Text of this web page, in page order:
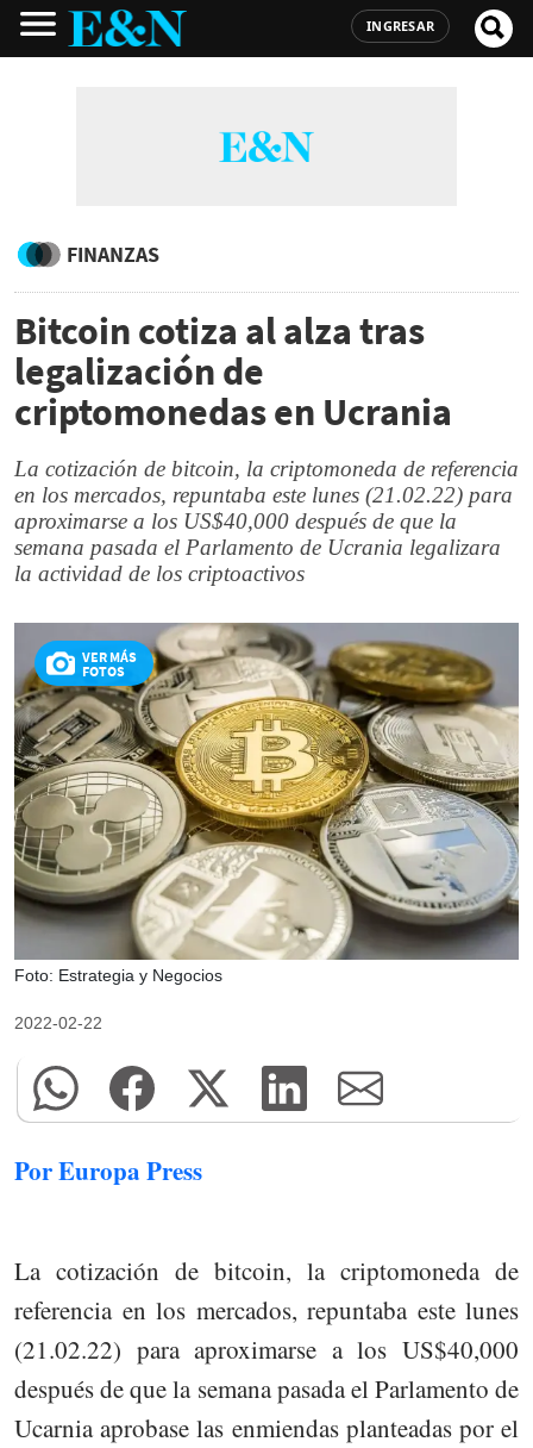
INGRESAR
FINANZAS
Bitcoin cotiza al alza tras
legalización de
criptomonedas en Ucrania
La cotización de bitcoin, la criptomoneda de referencia
en los mercados, repuntaba este lunes (21.02.22) para
aproximarse a los US$40,000 después de que la
semana pasada el Parlamento de Ucrania legalizara
la actividad de los criptoactivos
VER MÁS
FOTOS
Foto: Estrategia y Negocios
2022-02-22
Por Europa Press
La cotización de bitcoin, la criptomoneda de
referencia en los mercados, repuntaba este lunes
(21.02.22) para aproximarse a los US$40,000
después de que la semana pasada el Parlamento de
Ucarnia aprobase las enmiendas planteadas por el